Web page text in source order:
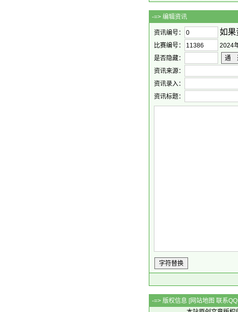
-=>
资讯编号： 如果
比赛编号：
2024
是否隐藏：
通
资讯来源：
资讯录入：
资讯标题：
字符替换
-=> 版权信息 [网站地图 联系